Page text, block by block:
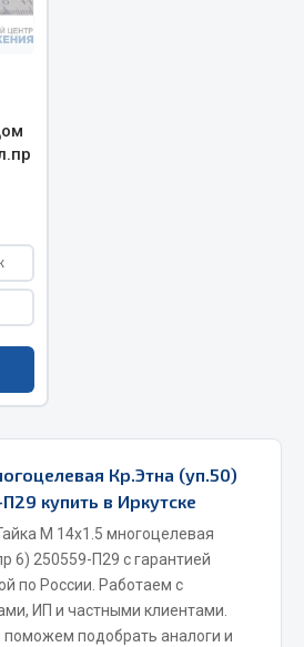
ещё
Кр.Этна (уп.50)
купить в Иркутске
М 14х1.5 многоцелевая
6) 250559-П29 с гарантией
по России. Работаем с
ИП и частными клиентами.
поможем подобрать аналоги и